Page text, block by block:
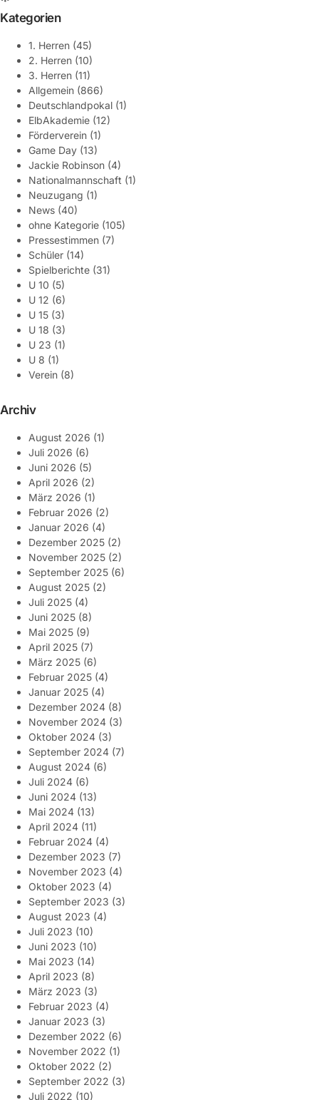
Kategorien
1. Herren (45)
2. Herren (10)
3. Herren (11)
Allgemein (866)
Deutschlandpokal (1)
ElbAkademie (12)
Förderverein (1)
Game Day (13)
Jackie Robinson (4)
Nationalmannschaft (1)
Neuzugang (1)
News (40)
ohne Kategorie (105)
Pressestimmen (7)
Schüler (14)
Spielberichte (31)
U 10 (5)
U 12 (6)
U 15 (3)
U 18 (3)
U 23 (1)
U 8 (1)
Verein (8)
Archiv
August 2026 (1)
Juli 2026 (6)
Juni 2026 (5)
April 2026 (2)
März 2026 (1)
Februar 2026 (2)
Januar 2026 (4)
Dezember 2025 (2)
November 2025 (2)
September 2025 (6)
August 2025 (2)
Juli 2025 (4)
Juni 2025 (8)
Mai 2025 (9)
April 2025 (7)
März 2025 (6)
Februar 2025 (4)
Januar 2025 (4)
Dezember 2024 (8)
November 2024 (3)
Oktober 2024 (3)
September 2024 (7)
August 2024 (6)
Juli 2024 (6)
Juni 2024 (13)
Mai 2024 (13)
April 2024 (11)
Februar 2024 (4)
Dezember 2023 (7)
November 2023 (4)
Oktober 2023 (4)
September 2023 (3)
August 2023 (4)
Juli 2023 (10)
Juni 2023 (10)
Mai 2023 (14)
April 2023 (8)
März 2023 (3)
Februar 2023 (4)
Januar 2023 (3)
Dezember 2022 (6)
November 2022 (1)
Oktober 2022 (2)
September 2022 (3)
Juli 2022 (10)